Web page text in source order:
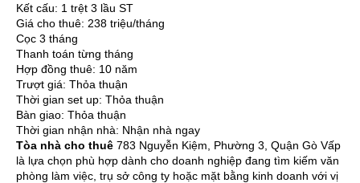
Kết cấu: 1 trệt 3 lầu ST
Giá cho thuê: 238 triệu/tháng
Cọc 3 tháng
Thanh toán từng tháng
Hợp đồng thuê: 10 năm
Trượt giá: Thỏa thuận
Thời gian set up: Thỏa thuận
Bàn giao: Thỏa thuận
Thời gian nhận nhà: Nhận nhà ngay
Tòa nhà cho thuê 783 Nguyễn Kiệm, Phường 3, Quận Gò Vấp
là lựa chọn phù hợp dành cho doanh nghiệp đang tìm kiếm văn
phòng làm việc, trụ sở công ty hoặc mặt bằng kinh doanh với vị